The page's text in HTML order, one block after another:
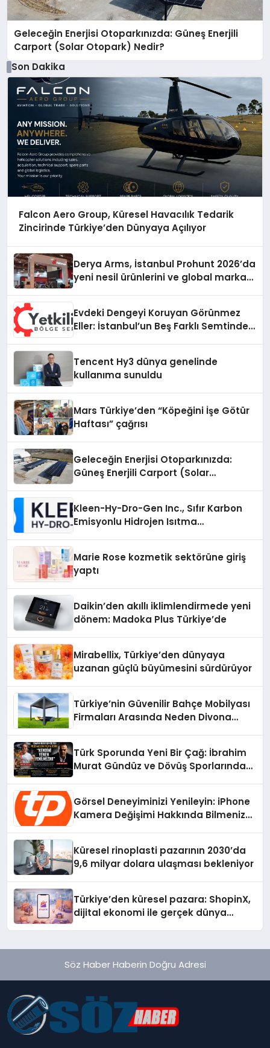
Geleceğin Enerjisi Otoparkınızda: Güneş Enerjili
Carport (Solar Otopark) Nedir?
Son Dakika
Falcon Aero Group, Küresel Havacılık Tedarik
Zincirinde Türkiye’den Dünyaya Açılıyor
Derya Arms, İstanbul Prohunt 2026’da
yeni nesil ürünlerini ve global marka
Evdeki Dengeyi Koruyan Görünmez
Eller: İstanbul’un Beş Farklı Semtinde
Tencent Hy3 dünya genelinde
kullanıma sunuldu
Mars Türkiye’den “Köpeğini İşe Götür
Haftası” çağrısı
Geleceğin Enerjisi Otoparkınızda:
Güneş Enerjili Carport (Solar
Kleen-Hy-Dro-Gen Inc., Sıfır Karbon
Emisyonlu Hidrojen Isıtma
Marie Rose kozmetik sektörüne giriş
yaptı
Daikin’den akıllı iklimlendirmede yeni
dönem: Madoka Plus Türkiye’de
Mirabellix, Türkiye’den dünyaya
uzanan güçlü büyümesini sürdürüyor
Türkiye’nin Güvenilir Bahçe Mobilyası
Firmaları Arasında Neden Divona
Türk Sporunda Yeni Bir Çağ: İbrahim
Murat Gündüz ve Dövüş Sporlarında
Görsel Deneyiminizi Yenileyin: iPhone
Kamera Değişimi Hakkında Bilmeniz
Küresel rinoplasti pazarının 2030’da
9,6 milyar dolara ulaşması bekleniyor
Türkiye’den küresel pazara: ShopinX,
dijital ekonomi ile gerçek dünya
Söz Haber Haberin Doğru Adresi